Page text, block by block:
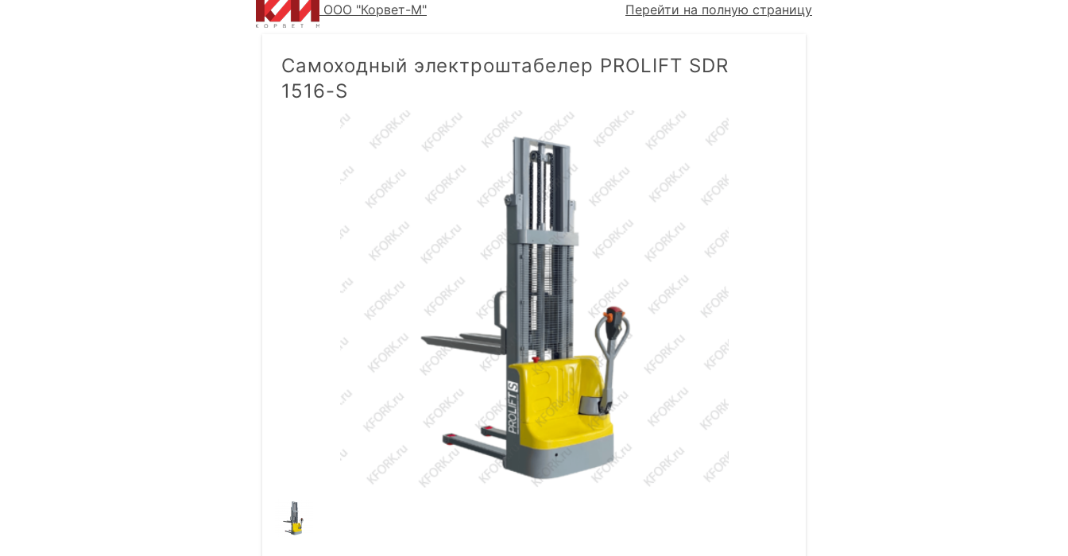
ООО "Корвет-М" Перейти на полную страницу
Самоходный электроштабелер PROLIFT SDR
1516-S